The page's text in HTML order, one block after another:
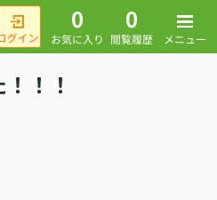
0
お気に入り
0
閲覧履歴 メニュー
！！